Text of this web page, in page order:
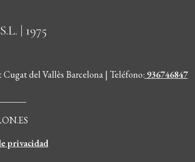
| 1975
del Vallès Barcelona | Teléfono: 936746847
privacidad